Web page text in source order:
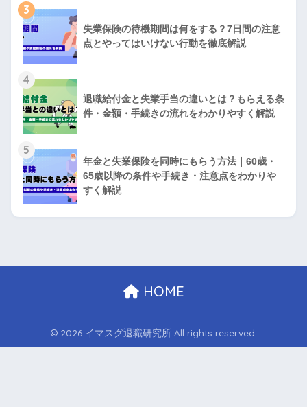
3
失業保険の待機期間は何をする？7日間の注意
点とやってはいけない行動を徹底解説
4
退職給付金と失業手当の違いとは？もらえる条
件・金額・手続きの流れをわかりやすく解説
5
年金と失業保険を同時にもらう方法｜60歳・
65歳以降の条件や手続き・注意点をわかりや
すく解説
HOME
© 2026 イマスグ退職研究所 All rights reserved.